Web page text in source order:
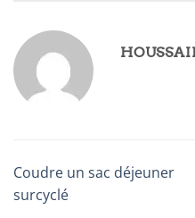
Coudre un sac déjeuner
surcyclé